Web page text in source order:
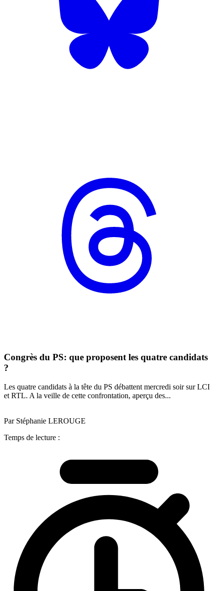
Congrès du PS: que proposent les quatre candidats
?
Les quatre candidats à la tête du PS débattent mercredi soir sur LCI
et RTL. A la veille de cette confrontation, aperçu des...
Par Stéphanie LEROUGE
Temps de lecture :